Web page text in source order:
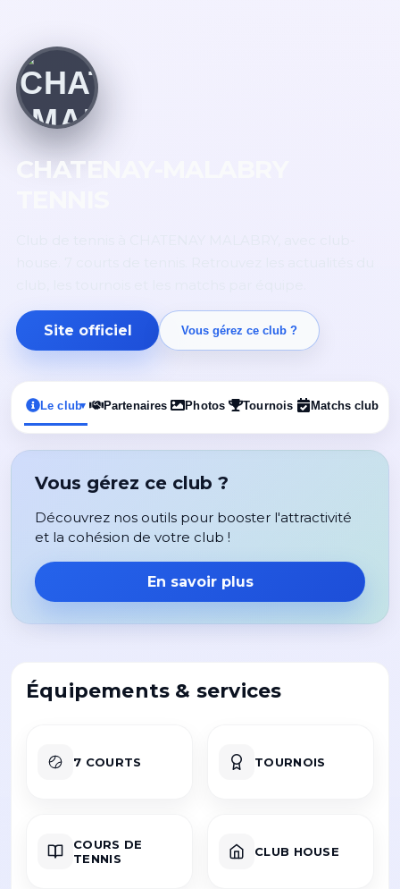
CHATENAY-MALABRY
Site officiel Vous gérez ce club ?
Le club▾ Partenaires Photos Tournois Matchs club
Vous gérez ce club ?
Découvrez nos outils pour booster l'attractivité
et la cohésion de votre club !
En savoir plus
Équipements & services
7 COURTS TOURNOIS
COURS DE
TENNIS
CLUB HOUSE